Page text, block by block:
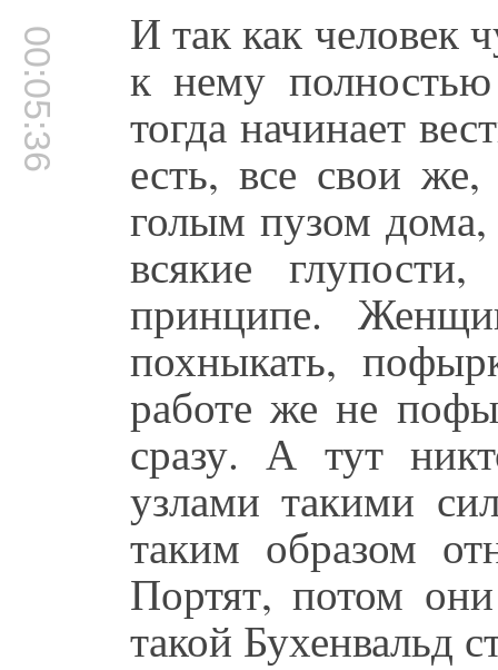
00:05:36 И так как человек
к нему
тогда начинает
есть, все свои
голым пузом дома,
всякие
принципе.
похныкать,
работе же не
сразу. А тут
узлами такими
таким образом
Портят, потом
такой Бухенвальд